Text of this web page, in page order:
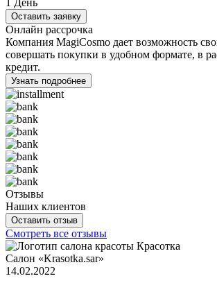
День
Оставить заявку
Онлайн рассрочка
Компания MagiCosmo дает возможность
совершать покупки в удобном формате, в
кредит.
Узнать подробнее
Отзывы
Наших клиентов
Оставить отзыв
Смотреть все отзывы
Салон «Krasotka.sar»
14.02.2022